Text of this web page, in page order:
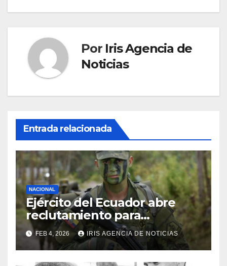
Por Iris Agencia de
Noticias
Entrada relacionada
NACIONAL
Ejército del Ecuador abre
reclutamiento para
bachilleres a partir de este
viernes 6 de febrero
FEB 4, 2026 IRIS AGENCIA DE NOTICIAS